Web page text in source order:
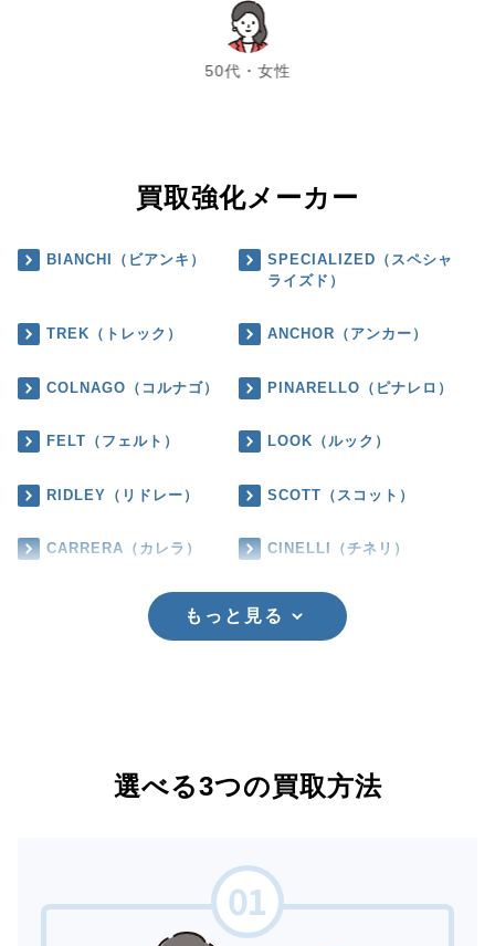
50代・女性
chevron_left chevron_right
買取強化メーカー
BIANCHI（ビアンキ）
SPECIALIZED（スペシャ
ライズド）
TREK（トレック） ANCHOR（アンカー）
COLNAGO（コルナゴ） PINARELLO（ピナレロ）
FELT（フェルト） LOOK（ルック）
RIDLEY（リドレー） SCOTT（スコット）
CARRERA（カレラ） CINELLI（チネリ）
もっと見る
選べる3つの買取方法